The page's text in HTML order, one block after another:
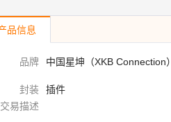
品信息
品牌 中国星坤（XKB Connection）
封装
插件
交易描述